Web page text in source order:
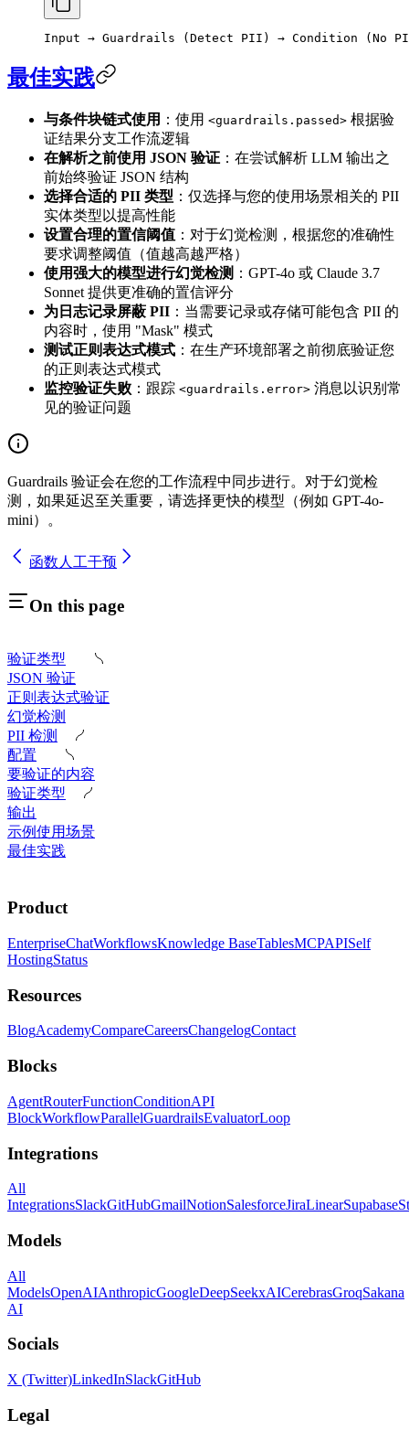
Input → Guardrails (Detect PII) → Condition (No
最佳实践
与条件块链式使用 ：使用 <guardrails.passed> 根据验
证结果分支工作流逻辑
在解析之前使用 JSON 验证 ：在尝试解析 LLM 输出之
前始终验证 JSON 结构
选择合适的 PII 类型 ：仅选择与您的使用场景相关的 PII
实体类型以提高性能
设置合理的置信阈值 ：对于幻觉检测，根据您的准确性
要求调整阈值（值越高越严格）
使用强大的模型进行幻觉检测 ：GPT-4o 或 Claude 3.7
Sonnet 提供更准确的置信评分
为日志记录屏蔽 PII ：当需要记录或存储可能包含 PII 的
内容时，使用 "Mask" 模式
测试正则表达式模式 ：在生产环境部署之前彻底验证您
的正则表达式模式
监控验证失败 ：跟踪 <guardrails.error> 消息以识别常
见的验证问题
Guardrails 验证会在您的工作流程中同步进行。对于幻觉检
测，如果延迟至关重要，请选择更快的模型（例如 GPT-4o-
mini）。
函数 人工干预
On this page
验证类型
JSON 验证
正则表达式验证
幻觉检测
PII 检测
配置
要验证的内容
验证类型
输出
示例使用场景
最佳实践
Product
EnterpriseChatWorkflowsKnowledge BaseTablesMCPAPISelf
HostingStatus
Resources
BlogAcademyCompareCareersChangelogContact
Blocks
AgentRouterFunctionConditionAPI
BlockWorkflowParallelGuardrailsEvaluatorLoop
Integrations
All
IntegrationsSlackGitHubGmailNotionSalesforceJiraLinearSupabase
Models
All
ModelsOpenAIAnthropicGoogleDeepSeekxAICerebrasGroqSakana
AI
Socials
X (Twitter)LinkedInSlackGitHub
Legal